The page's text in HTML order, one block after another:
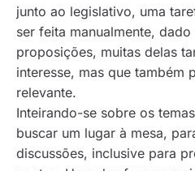
junto ao legislativo, uma
ser feita manualmente,
proposições, muitas delas
interesse, mas que também
relevante.
Inteirando-se sobre os
buscar um lugar à mesa,
discussões, inclusive para